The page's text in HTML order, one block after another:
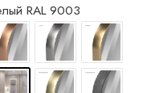
RAL 9003